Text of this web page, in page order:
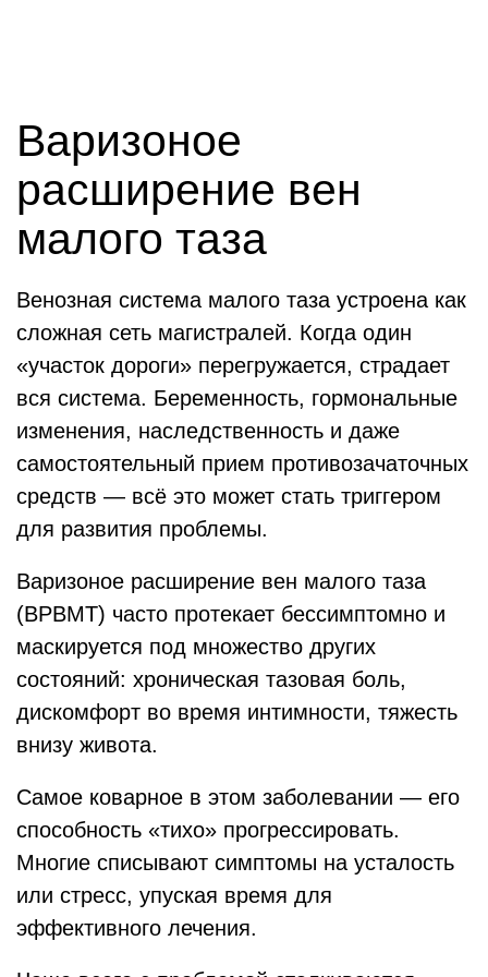
Варизоное
расширение вен
малого таза
Венозная система малого таза устроена как
сложная сеть магистралей. Когда один
«участок дороги» перегружается, страдает
вся система. Беременность, гормональные
изменения, наследственность и даже
самостоятельный прием противозачаточных
средств — всё это может стать триггером
для развития проблемы.
Варизоное расширение вен малого таза
(ВРВМТ) часто протекает бессимптомно и
маскируется под множество других
состояний: хроническая тазовая боль,
дискомфорт во время интимности, тяжесть
внизу живота.
Самое коварное в этом заболевании — его
способность «тихо» прогрессировать.
Многие списывают симптомы на усталость
или стресс, упуская время для
эффективного лечения.